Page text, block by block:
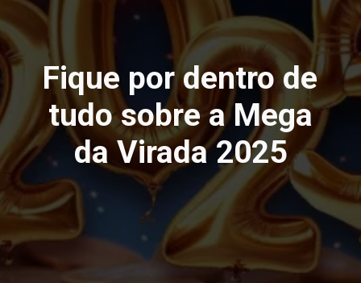
Fique por dentro de
tudo sobre a Mega
da Virada 2025